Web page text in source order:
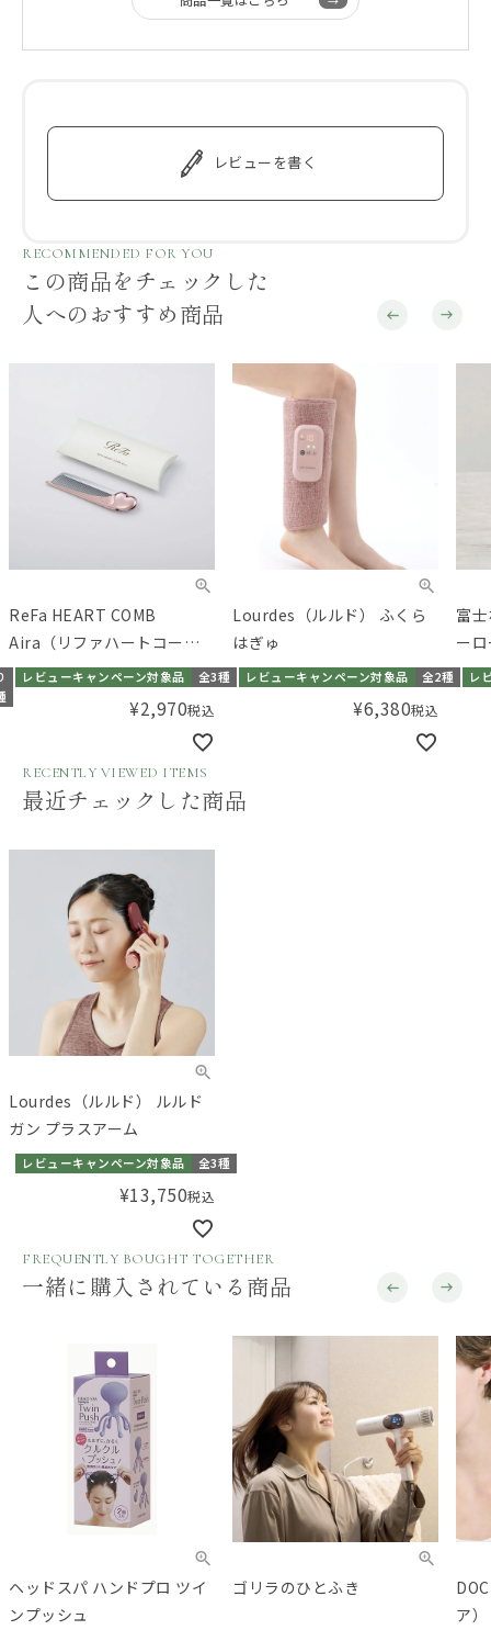
レビューを書く
RECOMMENDED FOR YOU
この商品をチェックした
人へのおすすめ商品
ReFa HEART COMB
Aira（リファハートコーム
アイラ）
レビューキャンペーン対象品 全3種
¥2,970税込
Lourdes（ルルド） ふくら
はぎゅ
レビューキャンペーン対象品 全2種
¥6,380税込
富
ー
レ
RECENTLY VIEWED ITEMS
最近チェックした商品
Lourdes（ルルド） ルルド
ガン プラスアーム
レビューキャンペーン対象品 全3種
¥13,750税込
FREQUENTLY BOUGHT TOGETHER
一緒に購入されている商品
ヘッドスパ ハンドプロ ツイ
ンプッシュ
ゴリラのひとふき
ア